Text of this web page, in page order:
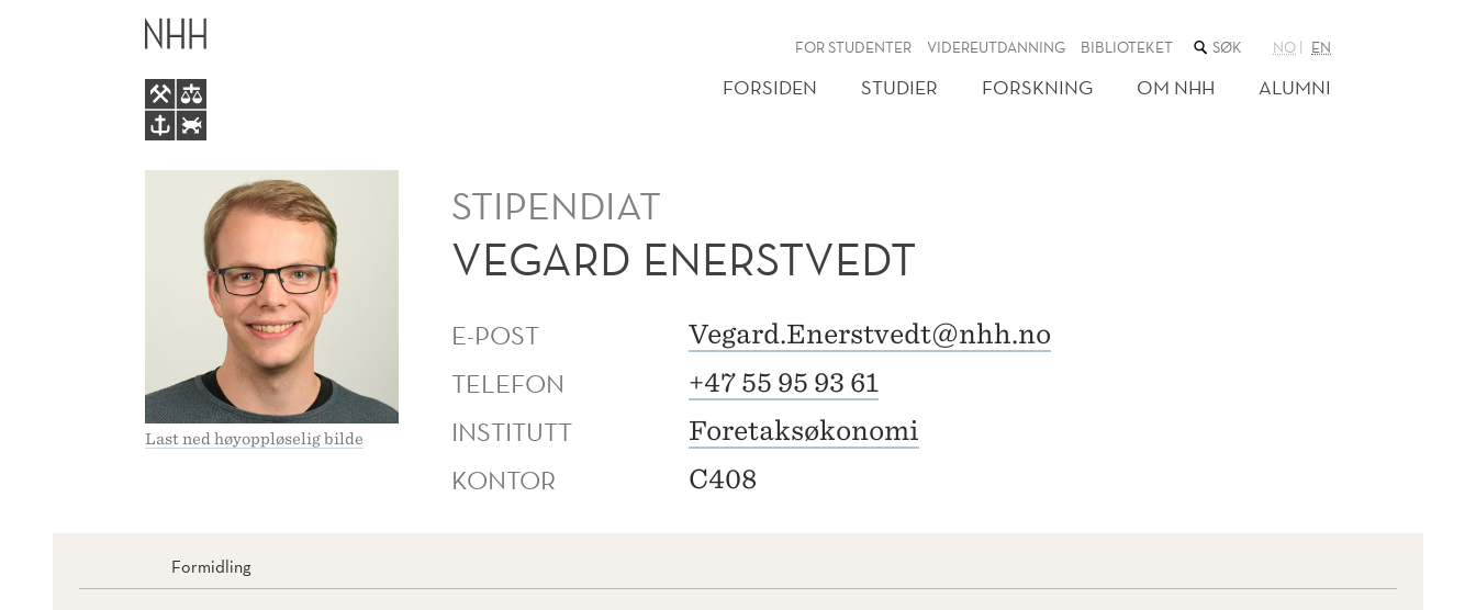
VEGARD
ENERSTVEDT
FOR STUDENTER VIDEREUTDANNING BIBLIOTEKET SØK
NETTSTEDET
NO EN
FORSIDEN STUDIER FORSKNING OM NHH ALUMNI
Last ned høyoppløselig bilde
STIPENDIAT
VEGARD ENERSTVEDT
E-POST Vegard.Enerstvedt@nhh.no
TELEFON +47 55 95 93 61
INSTITUTT Foretaksøkonomi
KONTOR C408
Formidling